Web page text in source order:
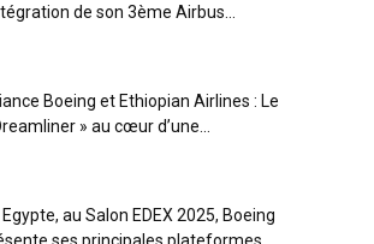
de son 3ème Airbus...
Boeing et Ethiopian Airlines : Le
» au cœur d’une...
Egypte, au Salon EDEX 2025, Boeing
ses principales plateformes...